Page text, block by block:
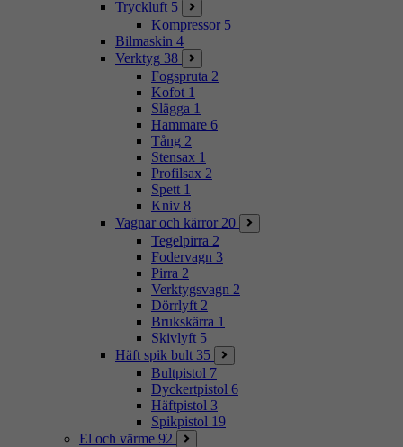
Tryckluft 5
Kompressor 5
Bilmaskin 4
Verktyg 38
Fogspruta 2
Kofot 1
Slägga 1
Hammare 6
Tång 2
Stensax 1
Profilsax 2
Spett 1
Kniv 8
Vagnar och kärror 20
Tegelpirra 2
Fodervagn 3
Pirra 2
Verktygsvagn 2
Dörrlyft 2
Brukskärra 1
Skivlyft 5
Häft spik bult 35
Bultpistol 7
Dyckertpistol 6
Häftpistol 3
Spikpistol 19
El och värme 92